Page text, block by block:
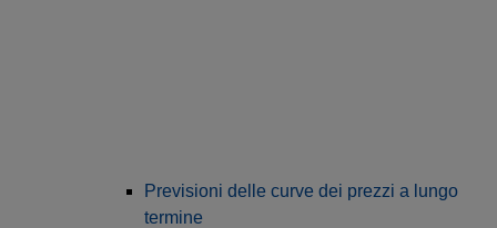
Previsioni delle curve dei prezzi a lungo
termine